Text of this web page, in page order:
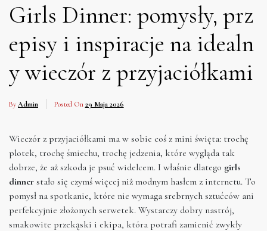
Girls Dinner: pomysły, prz
episy i inspiracje na idealn
y wieczór z przyjaciółkami
By Admin Posted On 29 Maja 2026
Wieczór z przyjaciółkami ma w sobie coś z mini święta: trochę
plotek, trochę śmiechu, trochę jedzenia, które wygląda tak
dobrze, że aż szkoda je psuć widelcem. I właśnie dlatego girls
dinner stało się czymś więcej niż modnym hasłem z internetu. To
pomysł na spotkanie, które nie wymaga srebrnych sztućców ani
perfekcyjnie złożonych serwetek. Wystarczy dobry nastrój,
smakowite przekąski i ekipa, która potrafi zamienić zwykły